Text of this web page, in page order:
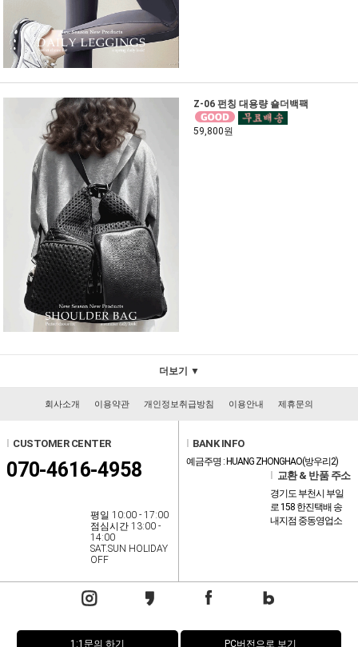
Z-06 펀칭 대용량 숄더백팩
59,800원
더보기 ▼
회사소개 이용약관 개인정보취급방침 이용안내 제휴문의
CUSTOMER CENTER
070-4616-4958
평일 10:00 - 17:00
점심시간 13:00 -
14:00
SAT.SUN HOLIDAY
OFF
BANK INFO
예금주명 : HUANG ZHONGHAO(방우리2)
교환 & 반품 주소
경기도 부천시 부일
로 158 한진택배 송
내지점 중동영업소
1:1문의 하기 PC버전으로 보기